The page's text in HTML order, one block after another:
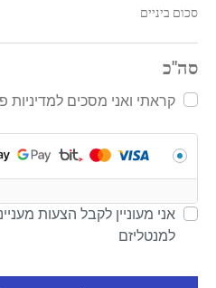
סכום ביניים
סה"כ
קראתי ואני מסכים למדיניות
אני מעוניין לקבל הצעות
למנטליזם